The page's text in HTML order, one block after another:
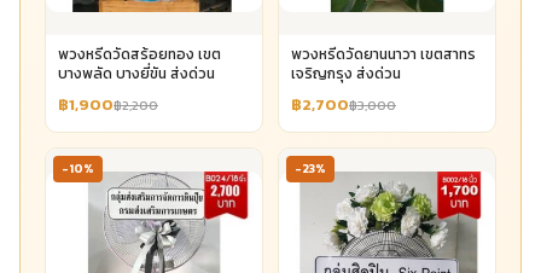
พวงหรีดวัดสร้อยทอง เขต
บางพลัด บางยี่ขัน ส่งด่วน
฿1,900฿2,200
พวงหรีดวัดยานนาวา เขตสาทร
เจริญกรุง ส่งด่วน
฿2,700฿3,000
-10% -23%